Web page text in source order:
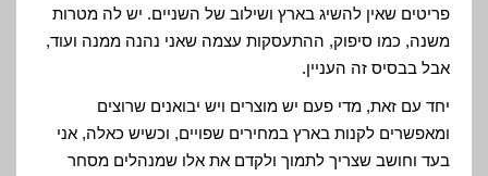
פריטים שאין להשיג בארץ ושילוב של השניים. יש לה מטרות
משנה, כמו סיפוק, ההתעסקות עצמה שאני נהנה ממנה ועוד,
אבל בבסיס זה העניין.
יחד עם זאת, מדי פעם יש מוצרים ויש יבואנים שרוצים
ומאפשרים לקנות בארץ במחירים שפויים, וכשיש כאלה, אני
בעד וחושב שצריך לתמוך ולקדם את אלו שמנהלים מסחר